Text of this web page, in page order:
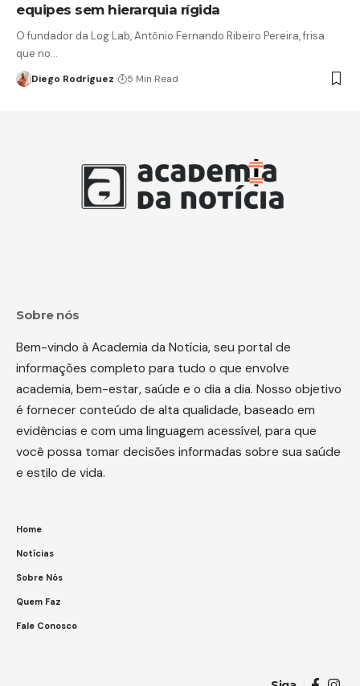
equipes sem hierarquia rígida
O fundador da Log Lab, Antônio Fernando Ribeiro Pereira, frisa
que no…
Diego Rodríguez 5 Min Read
Sobre nós
Bem-vindo à Academia da Notícia, seu portal de
informações completo para tudo o que envolve
academia, bem-estar, saúde e o dia a dia. Nosso objetivo
é fornecer conteúdo de alta qualidade, baseado em
evidências e com uma linguagem acessível, para que
você possa tomar decisões informadas sobre sua saúde
e estilo de vida.
Home
Notícias
Sobre Nós
Quem Faz
Fale Conosco